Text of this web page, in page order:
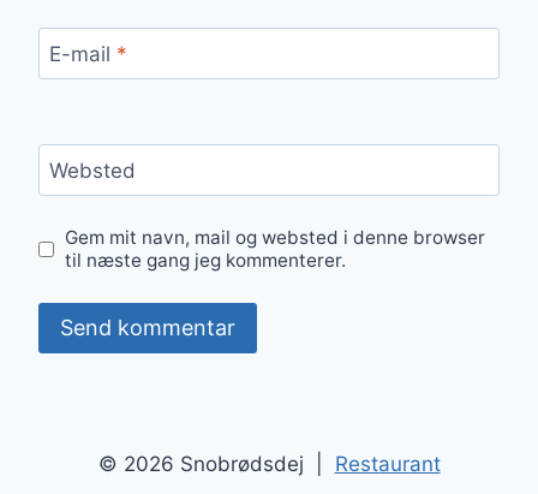
E-mail *
Websted
Gem mit navn, mail og websted i denne browser
til næste gang jeg kommenterer.
© 2026 Snobrødsdej | Restaurant